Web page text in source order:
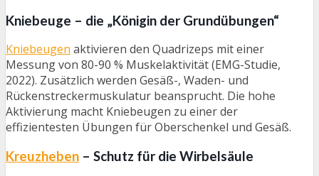
Kniebeuge – die „Königin der Grundübungen“
Kniebeugen aktivieren den Quadrizeps mit einer
Messung von 80-90 % Muskelaktivität (EMG-Studie,
2022). Zusätzlich werden Gesäß-, Waden- und
Rückenstreckermuskulatur beansprucht. Die hohe
Aktivierung macht Kniebeugen zu einer der
effizientesten Übungen für Oberschenkel und Gesäß.
Kreuzheben – Schutz für die Wirbelsäule